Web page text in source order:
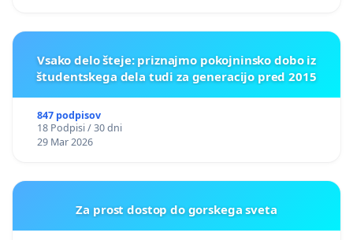
Vsako delo šteje: priznajmo pokojninsko dobo iz
študentskega dela tudi za generacijo pred 2015
847 podpisov
18 Podpisi / 30 dni
29 Mar 2026
Za prost dostop do gorskega sveta